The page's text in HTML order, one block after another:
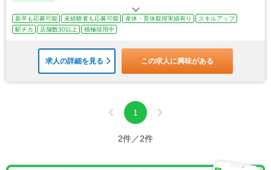
新卒も応募可能 未経験者も応募可能 産休・育休取得実績有り
スキルアップ
駅チカ
店舗数30以上 積極採用中
求人の詳細を見る この求人に興味がある
1
2件／2件